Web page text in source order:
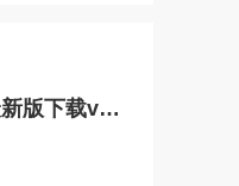
阅读app最新版下载v3.26072900官方版